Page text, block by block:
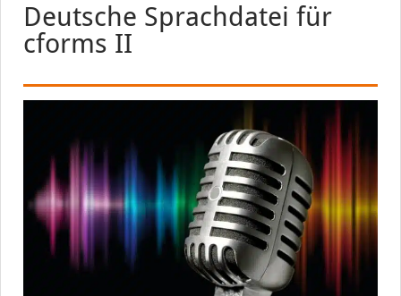
Deutsche Sprachdatei für
cforms II